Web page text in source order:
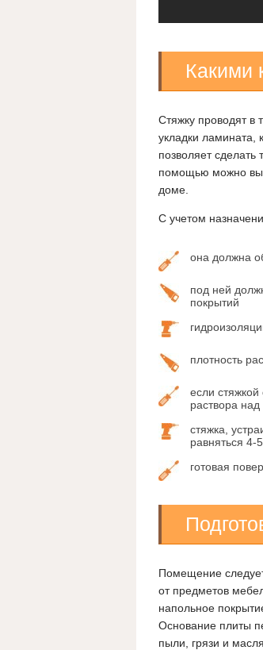
Какими
Стяжку проводят в
укладки ламината,
позволяет
помощью можно
доме.
С учетом
она должна
под ней
покрытий
плотность
если
раствора
стяжка,
равняться 4-
готовая
Помещение
от предметов
напольное
Основание плиты
пыли, грязи и